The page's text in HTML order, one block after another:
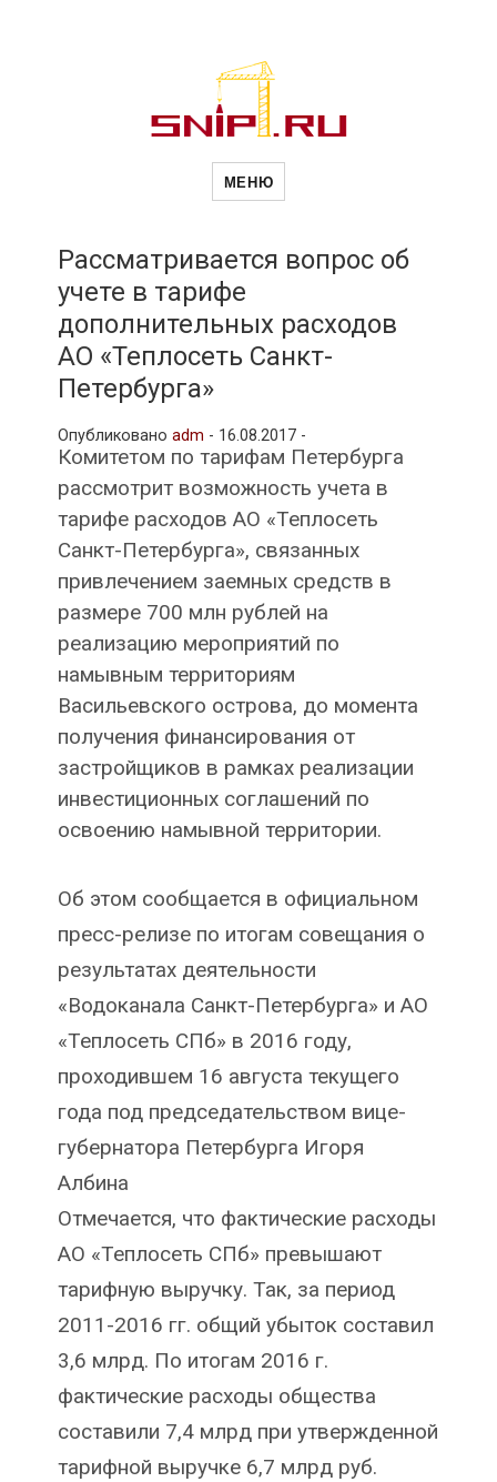
Новости
и
другие связанные со стройкой
рубрики
МЕНЮ
Рассматривается вопрос об
учете в тарифе
дополнительных расходов
АО «Теплосеть Санкт-
Петербурга»
Опубликовано adm - 16.08.2017 -
Комитетом по тарифам Петербурга
рассмотрит возможность учета в
тарифе расходов АО «Теплосеть
Санкт-Петербурга», связанных
привлечением заемных средств в
размере 700 млн рублей на
реализацию мероприятий по
намывным территориям
Васильевского острова, до момента
получения финансирования от
застройщиков в рамках реализации
инвестиционных соглашений по
освоению намывной территории.
Об этом сообщается в официальном
пресс-релизе по итогам совещания о
результатах деятельности
«Водоканала Санкт-Петербурга» и АО
«Теплосеть СПб» в 2016 году,
проходившем 16 августа текущего
года под председательством вице-
губернатора Петербурга Игоря
Албина
Отмечается, что фактические расходы
АО «Теплосеть СПб» превышают
тарифную выручку. Так, за период
2011-2016 гг. общий убыток составил
3,6 млрд. По итогам 2016 г.
фактические расходы общества
составили 7,4 млрд при утвержденной
тарифной выручке 6,7 млрд руб.